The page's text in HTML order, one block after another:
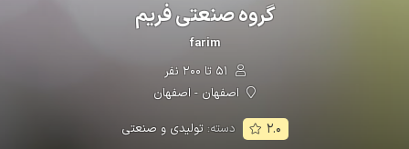
گروه صنعتی فریم
farim
اصفهان - اصفهان
۲.۰ دسته:تولیدی و صنعتی